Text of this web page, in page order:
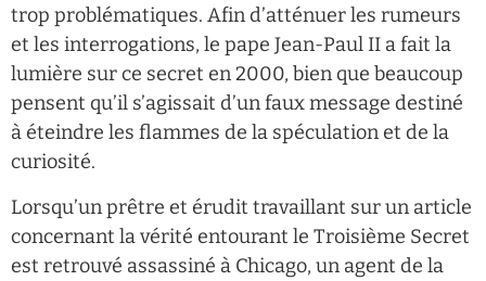
trop problématiques. Afin d’atténuer les rumeurs
et les interrogations, le pape Jean-Paul II a fait la
lumière sur ce secret en 2000, bien que beaucoup
pensent qu’il s’agissait d’un faux message destiné
à éteindre les flammes de la spéculation et de la
curiosité.
Lorsqu’un prêtre et érudit travaillant sur un article
concernant la vérité entourant le Troisième Secret
est retrouvé assassiné à Chicago, un agent de la